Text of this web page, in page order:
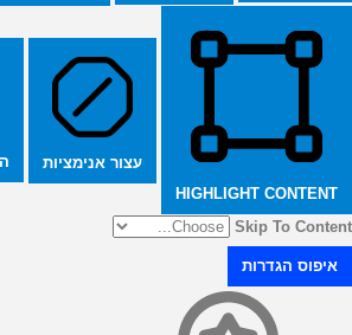
HIGHLIGHT CONTENT
עצור אנימציות
Skip To Content
איפוס הגדרות